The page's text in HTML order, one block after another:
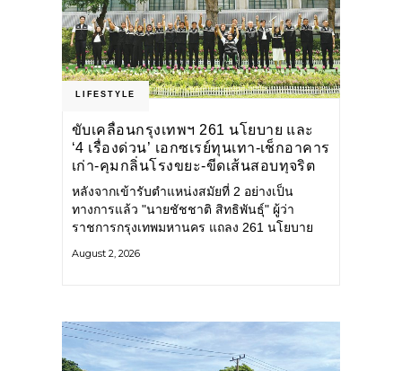
LIFESTYLE
ขับเคลื่อนกรุงเทพฯ 261 นโยบาย และ
‘4 เรื่องด่วน’ เอกซเรย์ทุนเทา-เช็กอาคาร
เก่า-คุมกลิ่นโรงขยะ-ขีดเส้นสอบทุจริต
หลังจากเข้ารับตำแหน่งสมัยที่ 2 อย่างเป็น
ทางการแล้ว "นายชัชชาติ สิทธิพันธุ์" ผู้ว่า
ราชการกรุงเทพมหานคร แถลง 261 นโยบาย
ยุทธศาสตร์ จัดทำตัวชี้วัด
August 2, 2026